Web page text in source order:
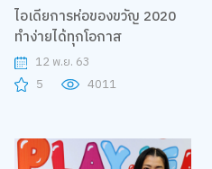
ไอเดียการห่อของขวัญ 2020
ทำง่ายได้ทุกโอกาส
12 พ.ย. 63
5
4011